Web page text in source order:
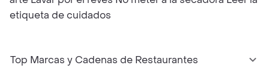
etiqueta de cuidados
Top Marcas y Cadenas de Restaurantes